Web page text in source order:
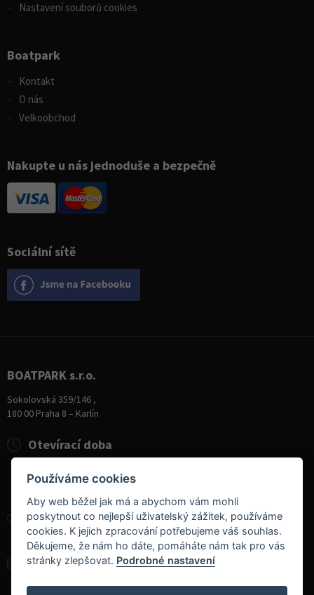
Sociální sítě
Nastavení souborů cookies
Boatpark
Kontakt
O nás
Velkoobchod
Nakupte u nás jednoduše a bezpečně
BOATPARK s.r.o.
Sokolovská 359/146 ,
180 00 Praha 8 – Karlín
+420 284 826 787
+420 604 728 042
info@boatpark.cz
Otevírací doba
Úterý - Pátek
10:00 - 19:00
Sobota
9:00 - 14:00
Používáme cookies
Aby web běžel jak má a abychom vám mohli
poskytnout co nejlepší uživatelský zážitek, používáme
cookies. K jejich zpracování potřebujeme váš souhlas.
Děkujeme, že nám ho dáte, pomáháte nám tak pro vás
stránky zlepšovat. Podrobné nastavení